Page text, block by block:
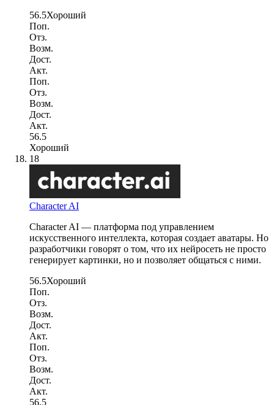
56.5Хороший
Поп.
Отз.
Возм.
Дост.
Акт.
Поп.
Отз.
Возм.
Дост.
Акт.
56.5
Хороший
18
Character AI
Character AI — платформа под управлением
искусственного интеллекта, которая создает аватары. Но
разработчики говорят о том, что их нейросеть не просто
генерирует картинки, но и позволяет общаться с ними.
56.5Хороший
Поп.
Отз.
Возм.
Дост.
Акт.
Поп.
Отз.
Возм.
Дост.
Акт.
56.5